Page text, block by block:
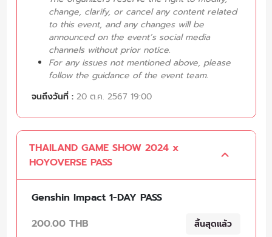
change, clarify, or cancel any content related
to this event, and any changes will be
announced on the event’s social media
channels without prior notice.
For any issues not mentioned above, please
follow the guidance of the event team.
จนถึงวันที่ : 20 ต.ค. 2567 19:00
THAILAND GAME SHOW 2024 x
HOYOVERSE PASS
Genshin Impact 1-DAY PASS
200.00 THB
สิ้นสุดแล้ว